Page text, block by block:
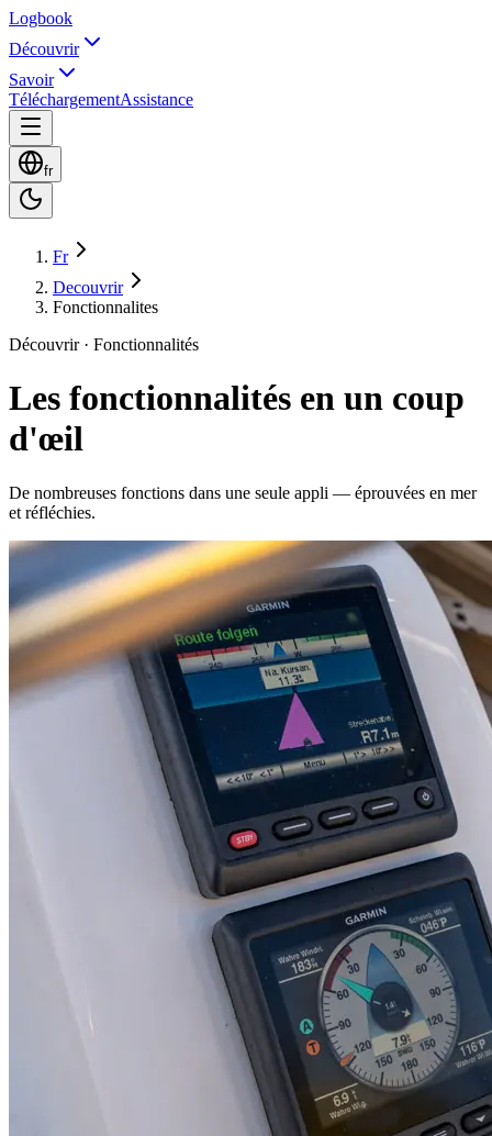
Logbook
Découvrir
Savoir
TéléchargementAssistance
fr
Fr
Decouvrir
Fonctionnalites
Découvrir · Fonctionnalités
Les fonctionnalités en un coup
d'œil
De nombreuses fonctions dans une seule appli — éprouvées en mer
et réfléchies.